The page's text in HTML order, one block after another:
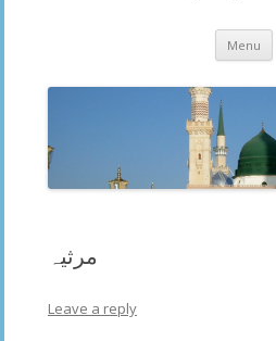
Menu
مرثیہ
Leave a reply